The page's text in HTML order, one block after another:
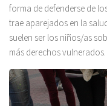
forma de defenderse de
trae aparejados en la
suelen ser los niños/as
más derechos vulnerados.